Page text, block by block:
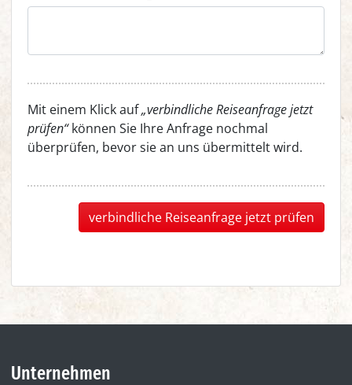
Mit einem Klick auf„verbindliche Reiseanfrage jetzt
prüfen“können Sie Ihre Anfrage nochmal
überprüfen, bevor sie an uns übermittelt wird.
verbindliche Reiseanfrage jetzt prüfen
Unternehmen